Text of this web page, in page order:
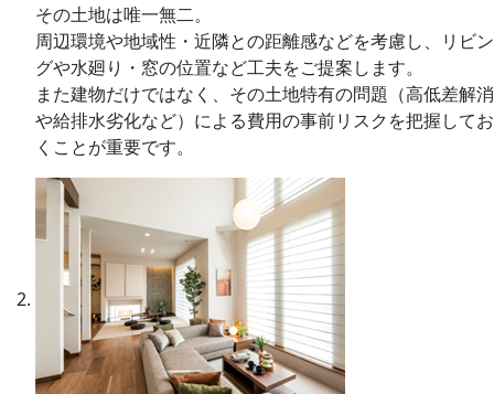
その土地は唯一無二。
周辺環境や地域性・近隣との距離感などを考慮し、リビン
グや水廻り・窓の位置など工夫をご提案します。
また建物だけではなく、その土地特有の問題（高低差解消
や給排水劣化など）による費用の事前リスクを把握してお
くことが重要です。